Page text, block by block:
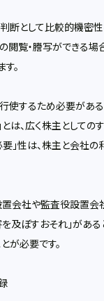
断として比較的機密
閲覧・謄写ができる
。
使するため必要がある
とは、広く株主として
要」性は、株主と会社
会社や監査役設置会
及ぼすおそれ」がある
が必要です。